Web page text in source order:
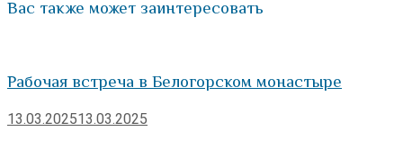
Вас также может заинтересовать
Рабочая встреча в Белогорском монастыре
13.03.202513.03.2025